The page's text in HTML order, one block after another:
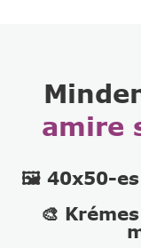
amire
🖼️ 40x50-es
🎨